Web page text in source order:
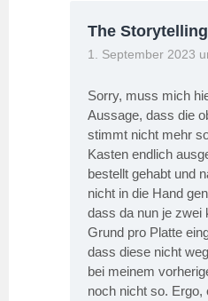
The
1. September 2023
Sorry, muss mich
Aussage, dass die
stimmt nicht mehr
Kasten endlich
bestellt gehabt und
nicht in die Hand
dass da nun je zwei
Grund pro Platte
dass diese nicht
bei meinem
noch nicht so. Ergo,